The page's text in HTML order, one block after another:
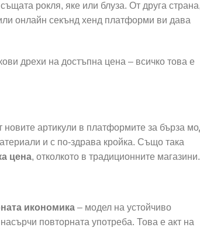
рокля, яке или блуза. От друга
онлайн секънд хенд платформи ви дава
дрехи на достъпна цена – всичко това е
новите артикули в платформите за бърза
и с по-здрава кройка. Също така
цена, отколкото в традиционните магазини.
икономика – модел на устойчиво
повторната употреба. Това е акт на